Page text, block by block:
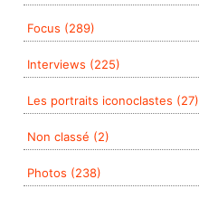
Focus (289)
Interviews (225)
Les portraits iconoclastes (27)
Non classé (2)
Photos (238)